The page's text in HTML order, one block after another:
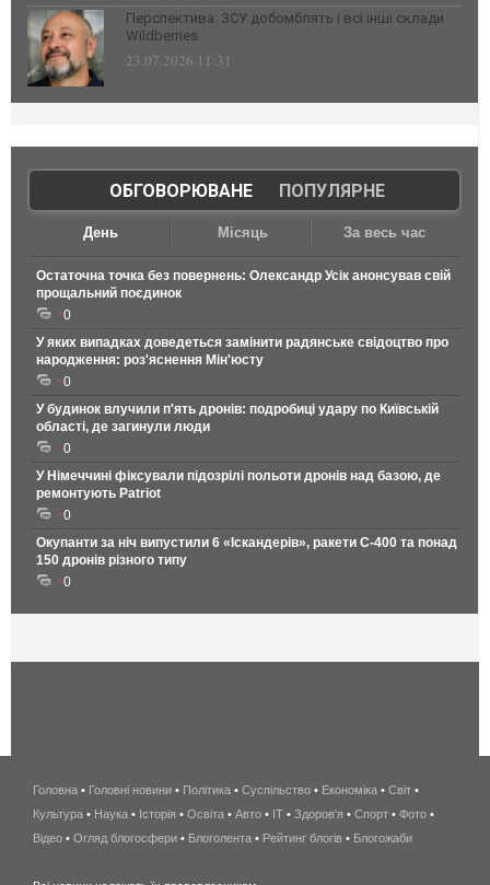
Перспектива: ЗСУ добомблять і всі інші склади
Wildberries
23.07.2026 11:31
ОБГОВОРЮВАНЕ| ПОПУЛЯРНЕ
День Місяць За весь час
Остаточна точка без повернень: Олександр Усік анонсував свій
прощальний поєдинок
0
У яких випадках доведеться замінити радянське свідоцтво про
народження: роз'яснення Мін'юсту
0
У будинок влучили п'ять дронів: подробиці удару по Київській
області, де загинули люди
0
У Німеччині фіксували підозрілі польоти дронів над базою, де
ремонтують Patriot
0
Окупанти за ніч випустили 6 «Іскандерів», ракети С-400 та понад
150 дронів різного типу
0
беспроводной
интернет
киев
Головна • Головні новини • Політика • Суспільство • Економіка • Світ •
Культура • Наука • Історія • Освіта • Авто • IT • Здоров'я • Спорт • Фото •
Відео • Огляд блогосфери • Блоголента • Рейтинг блогів • Блогожаби